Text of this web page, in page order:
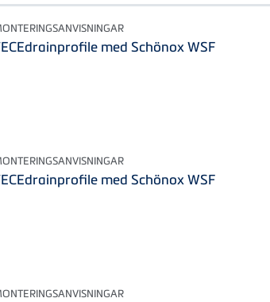
med Schönox WSF
med Schönox WSF